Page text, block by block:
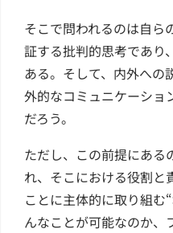
そこで問われるのは自ら
証する批判的思考であり
ある。そして、内外への
外的なコミュニケーショ
だろう。
ただし、この前提にある
れ、そこにおける役割と
ことに主体的に取り組む
んなことが可能なのか、